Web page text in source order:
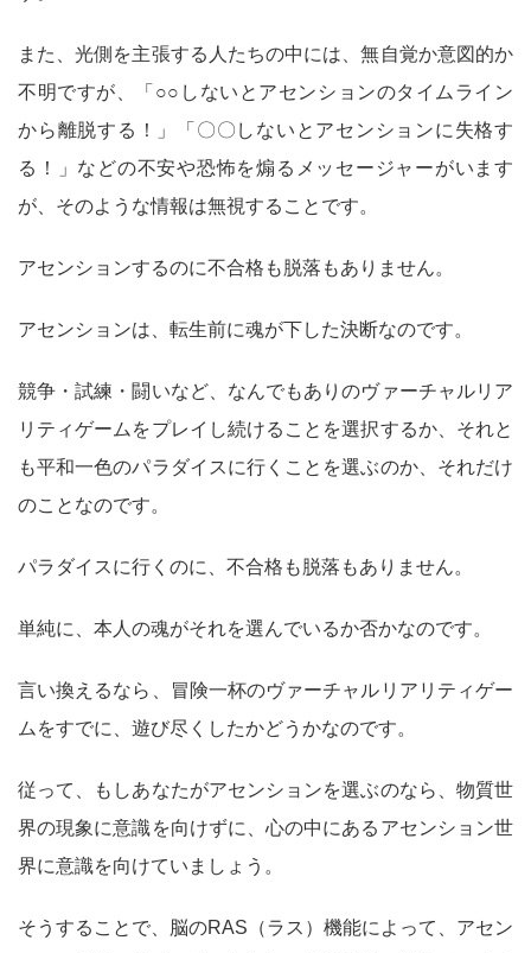
また、光側を主張する人たちの中には、無自覚か意図的か
不明ですが、「○○しないとアセンションのタイムライン
から離脱する！」「〇〇しないとアセンションに失格す
る！」などの不安や恐怖を煽るメッセージャーがいます
が、そのような情報は無視することです。
アセンションするのに不合格も脱落もありません。
アセンションは、転生前に魂が下した決断なのです。
競争・試練・闘いなど、なんでもありのヴァーチャルリア
リティゲームをプレイし続けることを選択するか、それと
も平和一色のパラダイスに行くことを選ぶのか、それだけ
のことなのです。
パラダイスに行くのに、不合格も脱落もありません。
単純に、本人の魂がそれを選んでいるか否かなのです。
言い換えるなら、冒険一杯のヴァーチャルリアリティゲー
ムをすでに、遊び尽くしたかどうかなのです。
従って、もしあなたがアセンションを選ぶのなら、物質世
界の現象に意識を向けずに、心の中にあるアセンション世
界に意識を向けていましょう。
そうすることで、脳のRAS（ラス）機能によって、アセン